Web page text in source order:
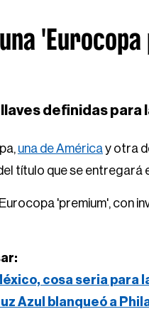
definidas para
una de Américay otra
título que se entregará
'premium', con
cosa seria para
Azul blanqueó a